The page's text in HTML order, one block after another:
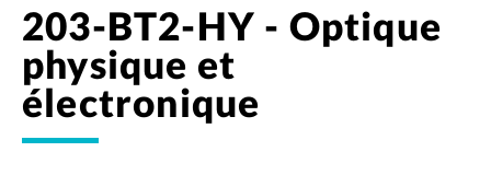
203-BT2-HY - Optique
physique et
électronique